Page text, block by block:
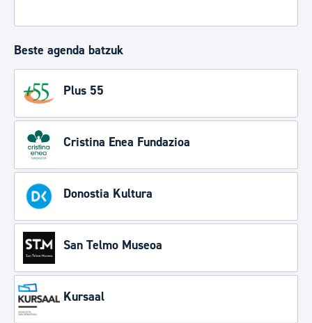
Beste agenda batzuk
Plus 55
Cristina Enea Fundazioa
Donostia Kultura
San Telmo Museoa
Kursaal